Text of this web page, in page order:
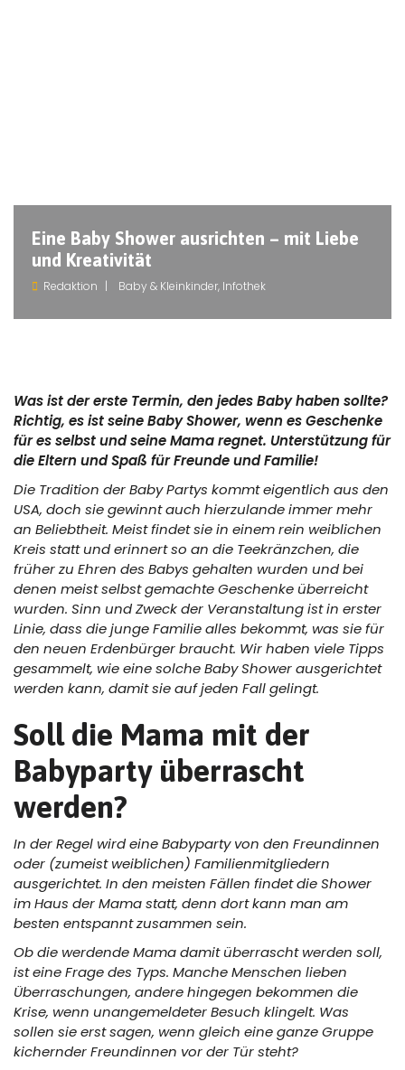
Eine Baby Shower ausrichten – mit Liebe
und Kreativität
Redaktion Baby & Kleinkinder, Infothek
Was ist der erste Termin, den jedes Baby haben sollte?
Richtig, es ist seine Baby Shower, wenn es Geschenke
für es selbst und seine Mama regnet. Unterstützung für
die Eltern und Spaß für Freunde und Familie!
Die Tradition der Baby Partys kommt eigentlich aus den
USA, doch sie gewinnt auch hierzulande immer mehr
an Beliebtheit. Meist findet sie in einem rein weiblichen
Kreis statt und erinnert so an die Teekränzchen, die
früher zu Ehren des Babys gehalten wurden und bei
denen meist selbst gemachte Geschenke überreicht
wurden. Sinn und Zweck der Veranstaltung ist in erster
Linie, dass die junge Familie alles bekommt, was sie für
den neuen Erdenbürger braucht. Wir haben viele Tipps
gesammelt, wie eine solche Baby Shower ausgerichtet
werden kann, damit sie auf jeden Fall gelingt.
Soll die Mama mit der
Babyparty überrascht
werden?
In der Regel wird eine Babyparty von den Freundinnen
oder (zumeist weiblichen) Familienmitgliedern
ausgerichtet. In den meisten Fällen findet die Shower
im Haus der Mama statt, denn dort kann man am
besten entspannt zusammen sein.
Ob die werdende Mama damit überrascht werden soll,
ist eine Frage des Typs. Manche Menschen lieben
Überraschungen, andere hingegen bekommen die
Krise, wenn unangemeldeter Besuch klingelt. Was
sollen sie erst sagen, wenn gleich eine ganze Gruppe
kichernder Freundinnen vor der Tür steht?